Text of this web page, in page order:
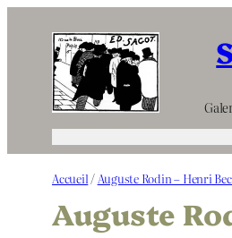
contenu
Accueil / Auguste Rodin – Henri
Auguste